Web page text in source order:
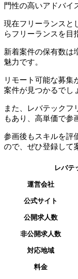
門性の高いアドバイ
現在フリーランスと
らフリーランスを目
新着案件の保有数は
魅力です。
リモート可能な募集
案件が見つかるでし
また、レバテックフ
もあり、高単価で参
参画後もスキルを評
ので、ぜひ登録して
レバテ
運営会社
公式サイト
公開求人数
非公開求人数
対応地域
料金